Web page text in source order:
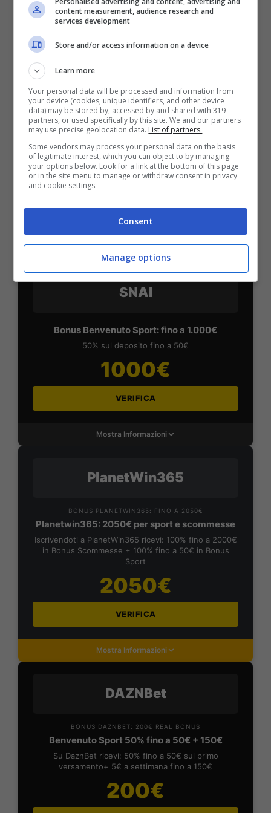
BONUS BENVENUTO LOTTOMATICA: 2050€
Fino a 2050€ bonus scommesse e sport
Bonus Scommesse + 100% fino a 2000€ in Bonus
Sport
2050€
SNAI
Bonus Benvenuto Sport: fino a 1.000€
50% sul deposito fino a 50€
1000€
VERIFICA
Mostra Informazioni
PlanetWin365
BONUS PLANETWIN365: FINO A 2050€
Planetwin365: 2050€ per sport e scommesse
Iscrivendoti a PlanetWin365 ricevi: 100% fino a 2000€
in Bonus Scommesse + 100% fino a 50€ in Bonus
Sport
2050€
VERIFICA
Mostra Informazioni
DAZNBet
BONUS DAZNBET: 200€ REAL BONUS
Benvenuto Sport 50% fino a 50€ + 150€
Su DaznBet ricevi: 50% fino a 50€ sul primo
versamento+ 5€ a settimana fino a 150€
200€
content measurement, audience research and
services development
Store and/or access information on a device
Learn more
Your personal data will be processed and information from
your device (cookies, unique identifiers, and other device
data) may be stored by, accessed by and shared with 319
partners, or used specifically by this site. We and our partners
may use precise geolocation data. List of partners.
Some vendors may process your personal data on the basis
of legitimate interest, which you can object to by managing
your options below. Look for a link at the bottom of this page
or in the site menu to manage or withdraw consent in privacy
and cookie settings.
Consent
Manage options